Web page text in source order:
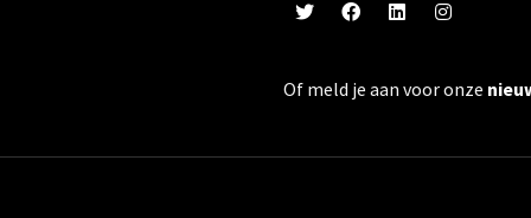
Of meld je aan voor onze